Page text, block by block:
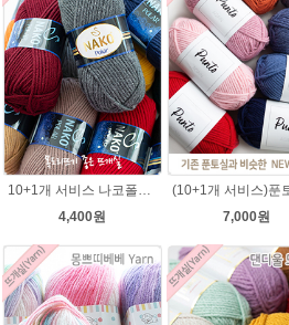
10+1개 서비스 나코폴라 털실/폴라뜨개실 목도리뜨개질 수입뜨개실
4,400원
7,000원